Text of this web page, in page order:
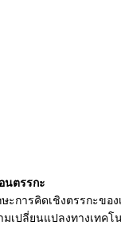
นตรรกะ
ษะการคิดเชิงตรรกะ
มเปลี่ยนแปลงทางเทค